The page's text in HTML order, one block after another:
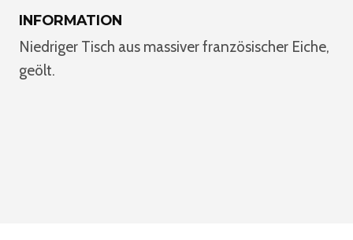
INFORMATION
Niedriger Tisch aus massiver französischer Eiche,
geölt.